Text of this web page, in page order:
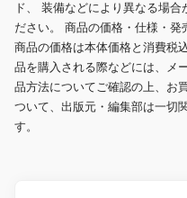
ド、 装備などにより異なる場
ださい。 商品の価格・仕様・発
商品の価格は本体価格と消費税
品を購入される際などには、メ
品方法についてご確認の上、お
ついて、出版元・編集部は一切
す。